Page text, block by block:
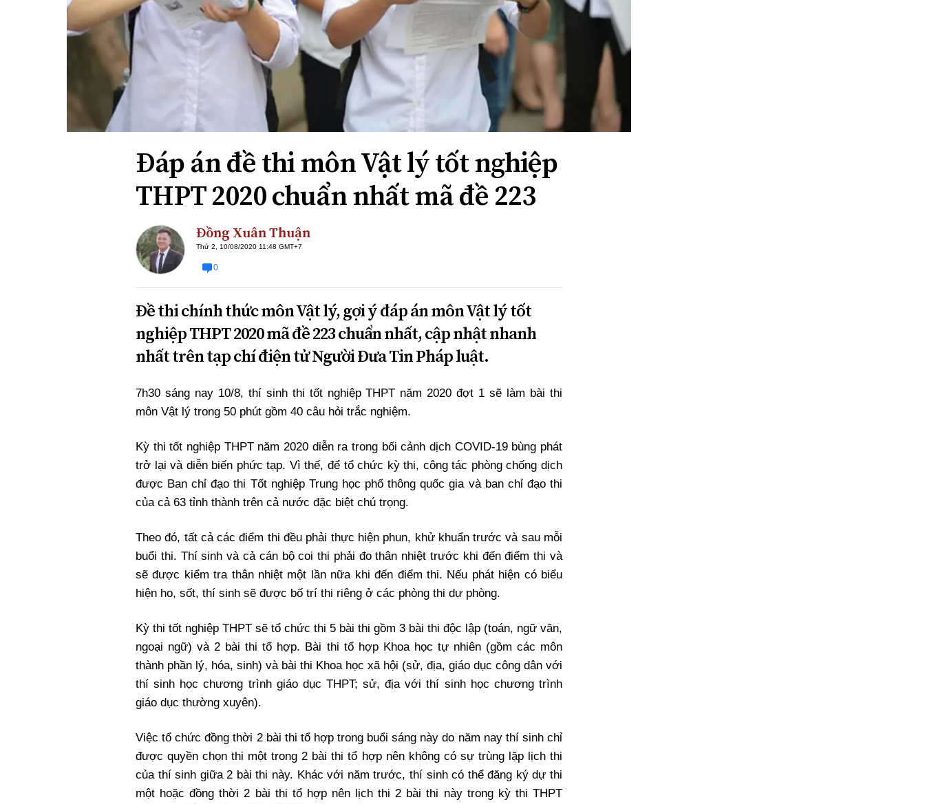
Xi nhan Trái Phải
Bạn đọc viết
Đáp án đề thi môn Vật lý tốt nghiệp
THPT 2020 chuẩn nhất mã đề 223
Đồng Xuân Thuận
Thứ 2, 10/08/2020 11:48 GMT+7
0
Đề thi chính thức môn Vật lý, gợi ý đáp án môn Vật lý tốt
nghiệp THPT 2020 mã đề 223 chuẩn nhất, cập nhật nhanh
nhất trên tạp chí điện tử Người Đưa Tin Pháp luật.
7h30 sáng nay 10/8, thí sinh thi tốt nghiệp THPT năm 2020 đợt 1 sẽ làm bài thi
môn Vật lý trong 50 phút gồm 40 câu hỏi trắc nghiệm.
Kỳ thi tốt nghiệp THPT năm 2020 diễn ra trong bối cảnh dịch COVID-19 bùng phát
trở lại và diễn biến phức tạp. Vì thế, để tổ chức kỳ thi, công tác phòng chống dịch
được Ban chỉ đạo thi Tốt nghiệp Trung học phổ thông quốc gia và ban chỉ đạo thi
của cả 63 tỉnh thành trên cả nước đặc biệt chú trọng.
Theo đó, tất cả các điểm thi đều phải thực hiện phun, khử khuẩn trước và sau mỗi
buổi thi. Thí sinh và cả cán bộ coi thi phải đo thân nhiệt trước khi đến điểm thi và
sẽ được kiểm tra thân nhiệt một lần nữa khi đến điểm thi. Nếu phát hiện có biểu
hiện ho, sốt, thí sinh sẽ được bố trí thi riêng ở các phòng thi dự phòng.
Kỳ thi tốt nghiệp THPT sẽ tổ chức thi 5 bài thi gồm 3 bài thi độc lập (toán, ngữ văn,
ngoại ngữ) và 2 bài thi tổ hợp. Bài thi tổ hợp Khoa học tự nhiên (gồm các môn
thành phần lý, hóa, sinh) và bài thi Khoa học xã hội (sử, địa, giáo dục công dân với
thí sinh học chương trình giáo dục THPT; sử, địa với thí sinh học chương trình
giáo dục thường xuyên).
Việc tổ chức đồng thời 2 bài thi tổ hợp trong buổi sáng này do năm nay thí sinh chỉ
được quyền chọn thi một trong 2 bài thi tổ hợp nên không có sự trùng lặp lịch thi
của thí sinh giữa 2 bài thi này. Khác với năm trước, thí sinh có thể đăng ký dự thi
một hoặc đồng thời 2 bài thi tổ hợp nên lịch thi 2 bài thi này trong kỳ thi THPT